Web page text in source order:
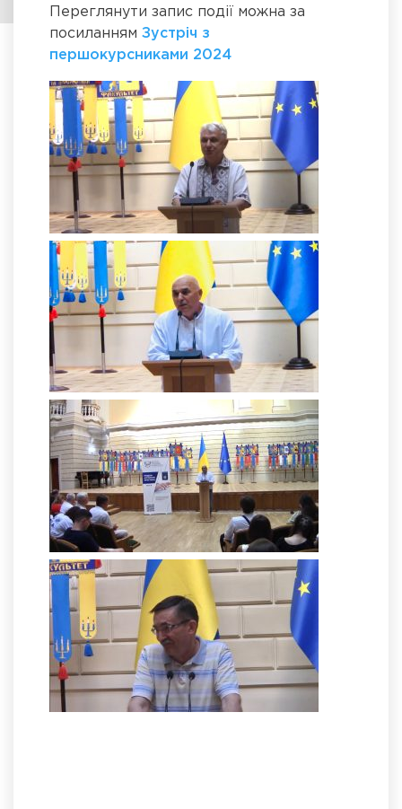
Переглянути запис події можна за
посиланням Зустріч з
першокурсниками 2024